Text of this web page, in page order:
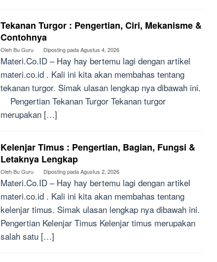
Tekanan Turgor : Pengertian, Ciri, Mekanisme &
Contohnya
Oleh Bu Guru Diposting padaAgustus 4, 2026
Materi.Co.ID – Hay hay bertemu lagi dengan artikel
materi.co.id . Kali ini kita akan membahas tentang
tekanan turgor. Simak ulasan lengkap nya dibawah ini.
Pengertian Tekanan Turgor Tekanan turgor
merupakan […]
Kelenjar Timus : Pengertian, Bagian, Fungsi &
Letaknya Lengkap
Oleh Bu Guru Diposting padaAgustus 2, 2026
Materi.Co.ID – Hay hay bertemu lagi dengan artikel
materi.co.id . Kali ini kita akan membahas tentang
kelenjar timus. Simak ulasan lengkap nya dibawah ini.
Pengertian Kelenjar Timus Kelenjar timus merupakan
salah satu […]